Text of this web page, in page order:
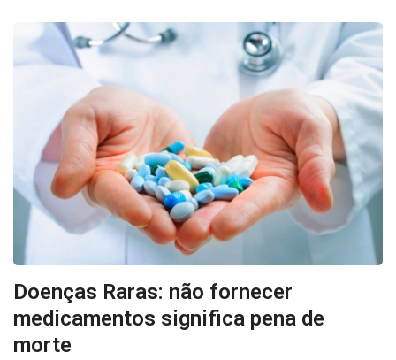
Doenças Raras: não fornecer
medicamentos significa pena de
morte